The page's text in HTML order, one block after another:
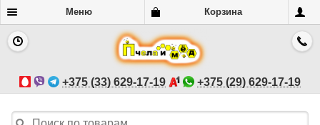
Меню Корзина
+375 (33) 629-17-19 +375 (29) 629-17-19